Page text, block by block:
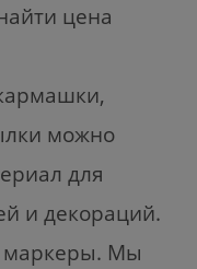
цена
можно
для
и декораций.
маркеры. Мы